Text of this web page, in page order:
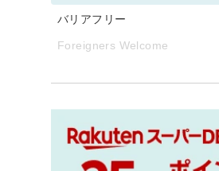
バリアフリー
Foreigners Welcome